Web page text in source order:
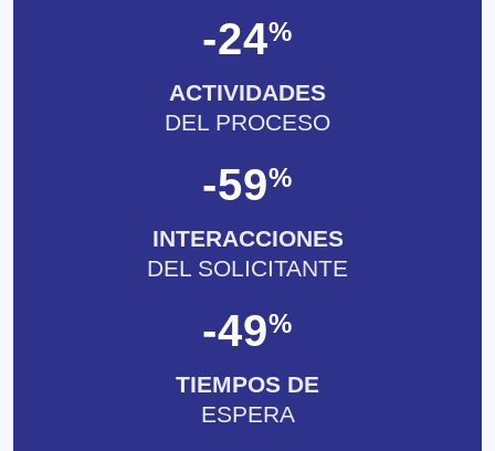
-24%
ACTIVIDADES
DEL PROCESO
-59%
INTERACCIONES
DEL SOLICITANTE
-49%
TIEMPOS DE
ESPERA